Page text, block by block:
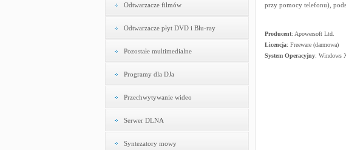
Odtwarzacze filmów
Odtwarzacze płyt DVD i Blu-ray
Pozostałe multimedialne
Programy dla DJa
Przechwytywanie wideo
Serwer DLNA
Syntezatory mowy
przy pomocy telefonu),
Producent: Apowersoft Ltd.
Licencja: Freeware (darmowa)
System Operacyjny: Windows